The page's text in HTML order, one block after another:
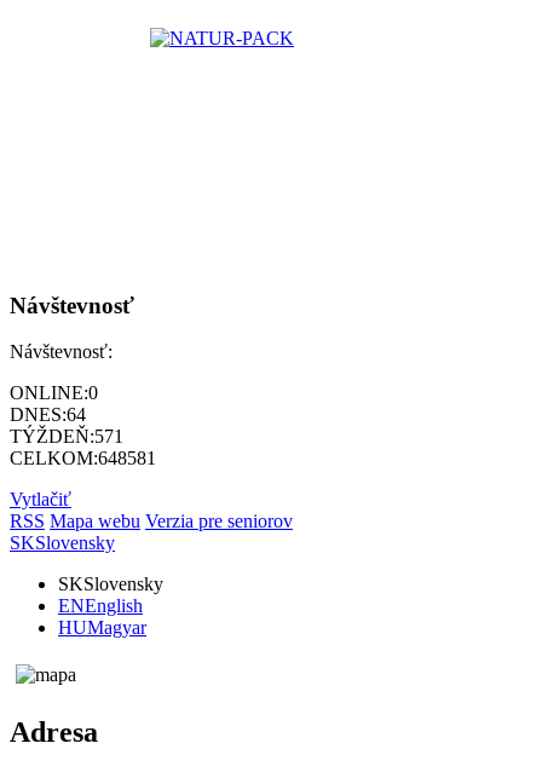
Návštevnosť
Návštevnosť:
ONLINE:0
DNES:64
TÝŽDEŇ:571
CELKOM:648581
Vytlačiť
RSS Mapa webu Verzia pre seniorov
SKSlovensky
SKSlovensky
ENEnglish
HUMagyar
Adresa